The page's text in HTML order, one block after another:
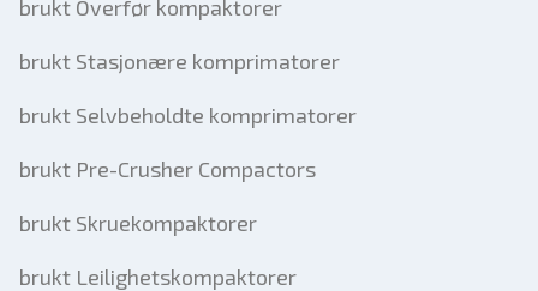
brukt Overfør kompaktorer
brukt Stasjonære komprimatorer
brukt Selvbeholdte komprimatorer
brukt Pre-Crusher Compactors
brukt Skruekompaktorer
brukt Leilighetskompaktorer